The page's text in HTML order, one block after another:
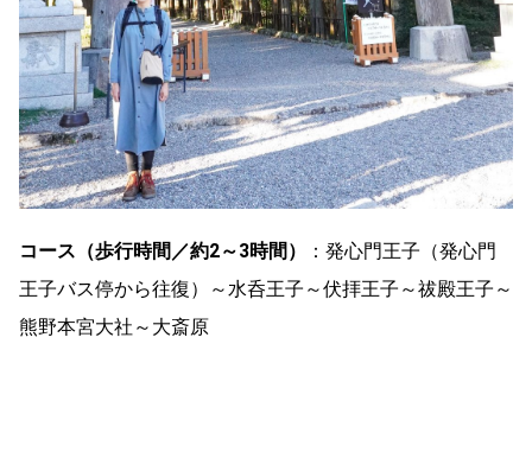
コース（歩行時間／約2～3時間）
：発心門王子（発心門
王子バス停から往復）～水呑王子～伏拝王子～祓殿王子～
熊野本宮大社～大斎原